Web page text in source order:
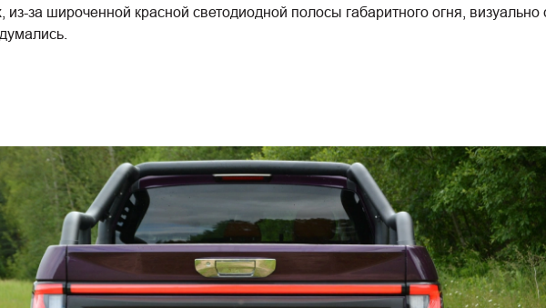
за широченной красной светодиодной полосы габаритного огня,